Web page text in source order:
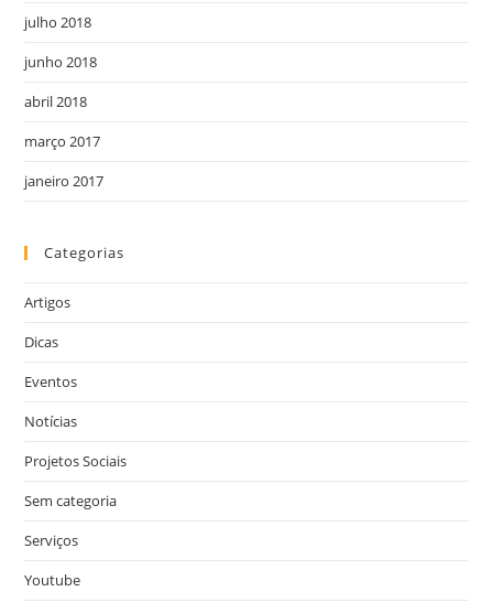
julho 2018
junho 2018
abril 2018
março 2017
janeiro 2017
Categorias
Artigos
Dicas
Eventos
Notícias
Projetos Sociais
Sem categoria
Serviços
Youtube